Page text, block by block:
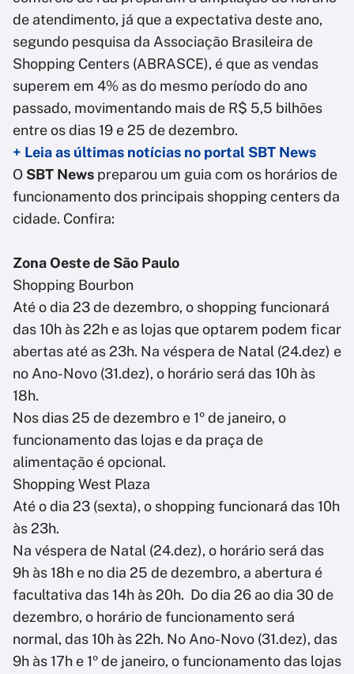
de atendimento, já que a expectativa deste ano,
segundo pesquisa da Associação Brasileira de
Shopping Centers (ABRASCE), é que as vendas
superem em 4% as do mesmo período do ano
passado, movimentando mais de R$ 5,5 bilhões
entre os dias 19 e 25 de dezembro.
+ Leia as últimas notícias no portal SBT News
O SBT News preparou um guia com os horários de
funcionamento dos principais shopping centers da
cidade. Confira:
Zona Oeste de São Paulo
Shopping Bourbon
Até o dia 23 de dezembro, o shopping funcionará
das 10h às 22h e as lojas que optarem podem ficar
abertas até as 23h. Na véspera de Natal (24.dez) e
no Ano-Novo (31.dez), o horário será das 10h às
18h.
Nos dias 25 de dezembro e 1º de janeiro, o
funcionamento das lojas e da praça de
alimentação é opcional.
Shopping West Plaza
Até o dia 23 (sexta), o shopping funcionará das 10h
às 23h.
Na véspera de Natal (24.dez), o horário será das
9h às 18h e no dia 25 de dezembro, a abertura é
facultativa das 14h às 20h. Do dia 26 ao dia 30 de
dezembro, o horário de funcionamento será
normal, das 10h às 22h. No Ano-Novo (31.dez), das
9h às 17h e 1º de janeiro, o funcionamento das lojas